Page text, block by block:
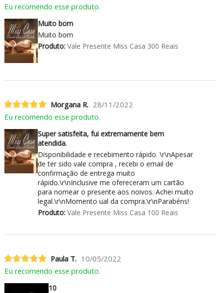
Eu recomendo esse produto.
Muito bom
Muito bom
Produto:Vale Presente Miss Casa 300 Reais
Morgana R. 28/11/2022
Eu recomendo esse produto.
Super satisfeita, fui extremamente bem
atendida.
Disponibilidade e recebimento rápido. \r\nApesar
de ter sido vale compra , recebi o email de
confirmação de entrega muito
rápido.\r\nInclusive me ofereceram um cartão
para nomear o presente aos noivos. Achei muito
legal.\r\nMomento ual da compra.\r\nParabéns!
Produto:Vale Presente Miss Casa 100 Reais
Paula T. 10/05/2022
Eu recomendo esse produto.
10